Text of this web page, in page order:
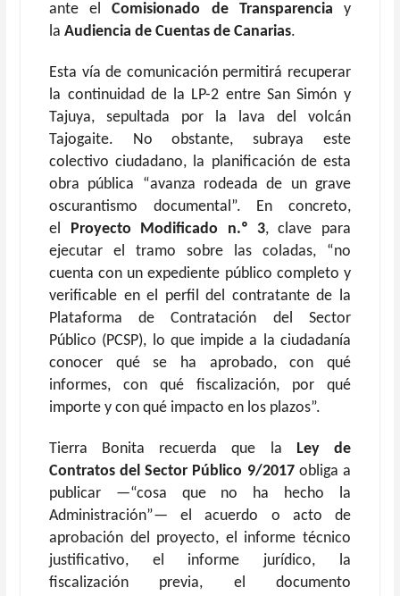
ante elComisionado de Transparencia y
laAudiencia de Cuentas de Canarias.
Esta vía de comunicación permitirá recuperar
la continuidad de la LP-2 entre San Simón y
Tajuya, sepultada por la lava del volcán
Tajogaite. No obstante, subraya este
colectivo ciudadano, la planificación de esta
obra pública “avanza rodeada de un grave
oscurantismo documental”. En concreto,
el Proyecto Modificado n.º 3, clave para
ejecutar el tramo sobre las coladas, “no
cuenta con un expediente público completo y
verificable en el perfil del contratante de la
Plataforma de Contratación del Sector
Público (PCSP), lo que impide a la ciudadanía
conocer qué se ha aprobado, con qué
informes, con qué fiscalización, por qué
importe y con qué impacto en los plazos”.
Tierra Bonita recuerda que la Ley de
Contratos del Sector Público 9/2017obliga a
publicar —“cosa que no ha hecho la
Administración”— el acuerdo o acto de
aprobación del proyecto, el informe técnico
justificativo, el informe jurídico, la
fiscalización previa, el documento